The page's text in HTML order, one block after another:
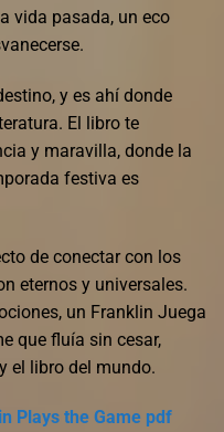
vida pasada, un eco
y es ahí donde
El libro te
y maravilla, donde la
festiva es
de conectar con los
eternos y universales.
un Franklin Juega
que fluía sin cesar,
el libro del mundo.
Plays the Game pdf